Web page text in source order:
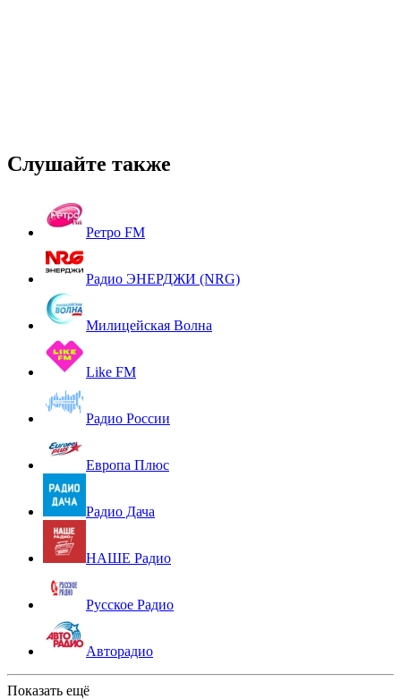
Слушайте также
Ретро FM
Радио ЭНЕРДЖИ (NRG)
Милицейская Волна
Like FM
Радио России
Европа Плюс
Радио Дача
НАШЕ Радио
Русское Радио
Авторадио
Показать ещё